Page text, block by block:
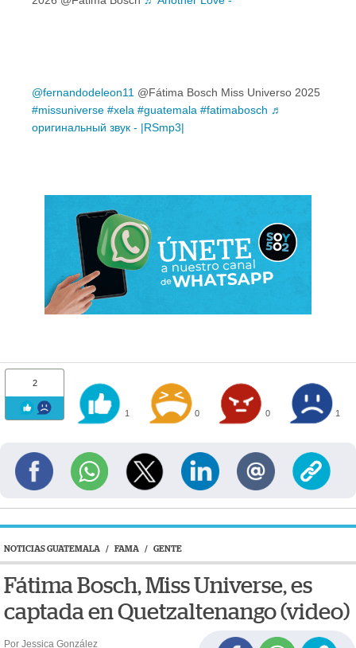
@fernandodeleon11 @Fátima Bosch Miss Universo 2025
#missuniverse #xela #guatemala #fatimabosch ♬
оригинальный звук - |RSmp3|
2
1 0 0 1
NOTICIAS GUATEMALA / FAMA / GENTE
Fátima Bosch, Miss Universe, es
captada en Quetzaltenango (video)
Por Jessica González